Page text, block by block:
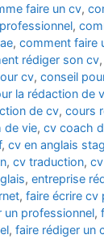
faire un cv,
,
, comment faire
rédiger son cv,
cv, conseil
la rédaction de
de cv, cours
de vie, cv coach
, cv en anglais
, cv traduction,
, entreprise
, faire écrire cv
un professionnel,
, faire rédiger un